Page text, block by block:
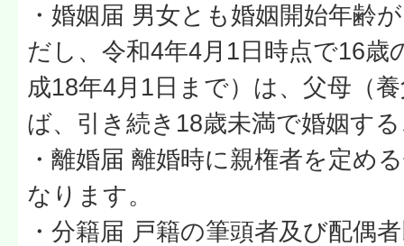
・婚姻届 男女とも婚姻開始年齢
だし、令和4年4月1日時点で16歳
成18年4月1日まで）は、父母（
ば、引き続き18歳未満で婚姻す
・離婚届 離婚時に親権者を定め
なります。
・分籍届 戸籍の筆頭者及び配偶